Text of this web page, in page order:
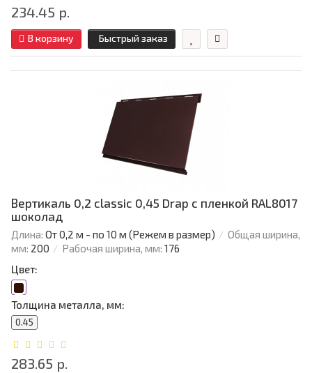
234.45 р.
В корзину Быстрый заказ
Вертикаль 0,2 classic 0,45 Drap с пленкой RAL8017
шоколад
Длина: От 0,2 м - по 10 м (Режем в размер)
Общая ширина,
мм: 200 Рабочая ширина, мм: 176
Цвет:
Толщина металла, мм:
0.45
283.65 р.